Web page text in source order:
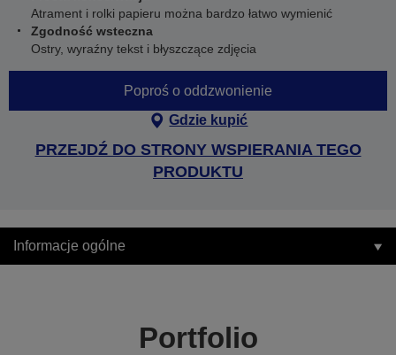
Atrament i rolki papieru można bardzo łatwo wymienić
Zgodność wsteczna
Ostry, wyraźny tekst i błyszczące zdjęcia
Poproś o oddzwonienie
Gdzie kupić
PRZEJDŹ DO STRONY WSPIERANIA TEGO
PRODUKTU
Informacje ogólne
Portfolio